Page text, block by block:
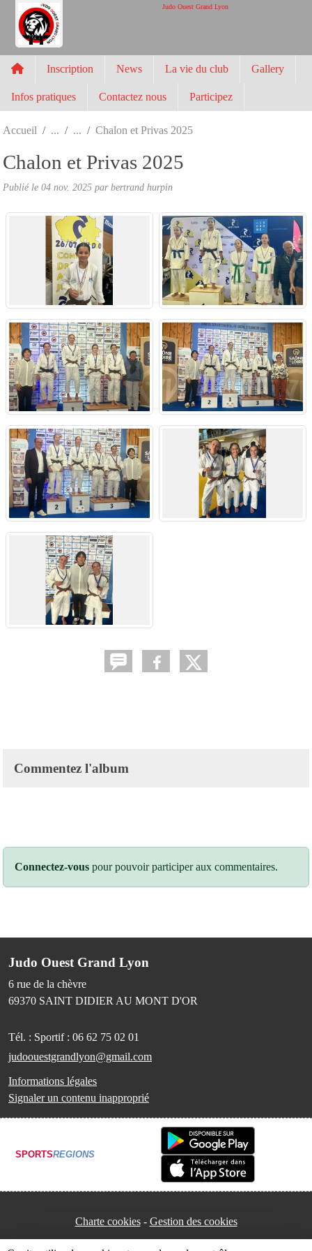
Judo Ouest Grand Lyon
Inscription News La vie du club Gallery
Infos pratiques Contactez nous Participez
Accueil Chalon et Privas 2025
Chalon et Privas 2025
Publié le 04 nov. 2025 parbertrand hurpin
Commentez l'album
Connectez-vous pour pouvoir participer aux commentaires.
Judo Ouest Grand Lyon
6 rue de la chèvre
69370 SAINT DIDIER AU MONT D'OR
Tél. : Sportif : 06 62 75 02 01
judoouestgrandlyon@gmail.com
Informations légales
Signaler un contenu inapproprié
SPORTSREGIONS
Charte cookies Gestion des cookies
Panneau de gestion des cookies